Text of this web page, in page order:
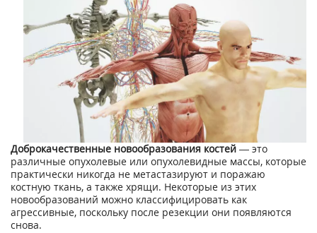
Доброкачественные новообразования костей — это
различные опухолевые или опухолевидные массы, которые
практически никогда не метастазируют и поражаю
костную ткань, а также хрящи. Некоторые из этих
новообразований можно классифицировать как
агрессивные, поскольку после резекции они появляются
снова.